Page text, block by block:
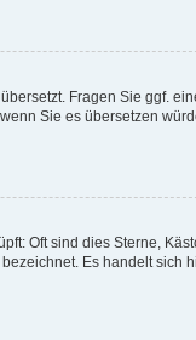
Fragen Sie ggf.
Sie es übersetzen
Oft sind dies Sterne,
Es handelt sich